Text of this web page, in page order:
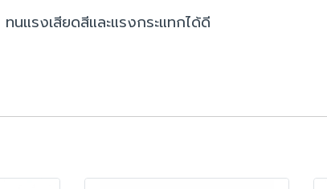
นแรงเสียดสีและแรงกระแทกได้ดี